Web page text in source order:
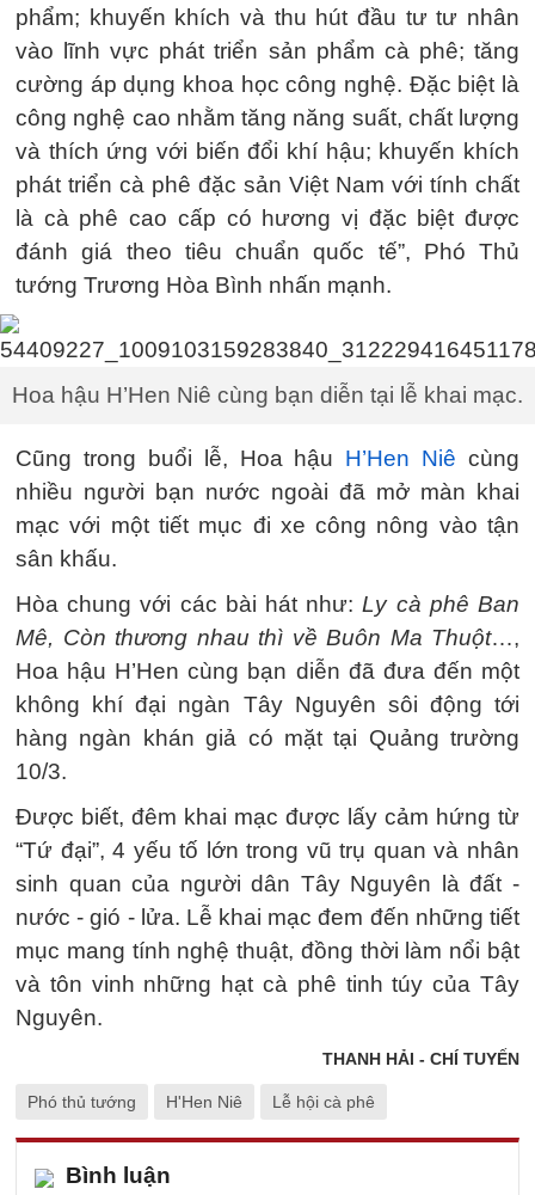
phẩm; khuyến khích và thu hút đầu tư tư nhân
vào lĩnh vực phát triển sản phẩm cà phê; tăng
cường áp dụng khoa học công nghệ. Đặc biệt là
công nghệ cao nhằm tăng năng suất, chất lượng
và thích ứng với biến đổi khí hậu; khuyến khích
phát triển cà phê đặc sản Việt Nam với tính chất
là cà phê cao cấp có hương vị đặc biệt được
đánh giá theo tiêu chuẩn quốc tế”, Phó Thủ
tướng Trương Hòa Bình nhấn mạnh.
Hoa hậu H’Hen Niê cùng bạn diễn tại lễ khai mạc.
Cũng trong buổi lễ, Hoa hậu H’Hen Niê cùng
nhiều người bạn nước ngoài đã mở màn khai
mạc với một tiết mục đi xe công nông vào tận
sân khấu.
Hòa chung với các bài hát như:Ly cà phê Ban
Mê, Còn thương nhau thì về Buôn Ma Thuột…,
Hoa hậu H’Hen cùng bạn diễn đã đưa đến một
không khí đại ngàn Tây Nguyên sôi động tới
hàng ngàn khán giả có mặt tại Quảng trường
10/3.
Được biết, đêm khai mạc được lấy cảm hứng từ
“Tứ đại”, 4 yếu tố lớn trong vũ trụ quan và nhân
sinh quan của người dân Tây Nguyên là đất -
nước - gió - lửa. Lễ khai mạc đem đến những tiết
mục mang tính nghệ thuật, đồng thời làm nổi bật
và tôn vinh những hạt cà phê tinh túy của Tây
Nguyên.
THANH HẢI - CHÍ TUYẾN
Phó thủ tướng H'Hen Niê Lễ hội cà phê
Bình luận